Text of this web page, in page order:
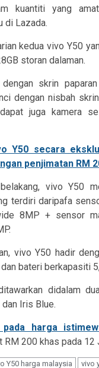
kuantiti yang
di Lazada.
kedua vivo Y50
storan dalaman.
skrin
dengan nisbah
juga kamera
vivo Y50
terdiri daripafa
8MP + sensor
vivo Y50 hadir
bateri berkapasiti
didalam
Iris Blue.
harga
RM 200 khas pada 12
Y50 harga malaysia vivo